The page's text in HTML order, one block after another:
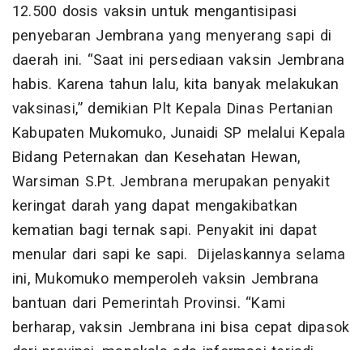
12.500 dosis vaksin untuk mengantisipasi
penyebaran Jembrana yang menyerang sapi di
daerah ini. “Saat ini persediaan vaksin Jembrana
habis. Karena tahun lalu, kita banyak melakukan
vaksinasi,” demikian Plt Kepala Dinas Pertanian
Kabupaten Mukomuko, Junaidi SP melalui Kepala
Bidang Peternakan dan Kesehatan Hewan,
Warsiman S.Pt. Jembrana merupakan penyakit
keringat darah yang dapat mengakibatkan
kematian bagi ternak sapi. Penyakit ini dapat
menular dari sapi ke sapi. Dijelaskannya selama
ini, Mukomuko memperoleh vaksin Jembrana
bantuan dari Pemerintah Provinsi. “Kami
berharap, vaksin Jembrana ini bisa cepat dipasok